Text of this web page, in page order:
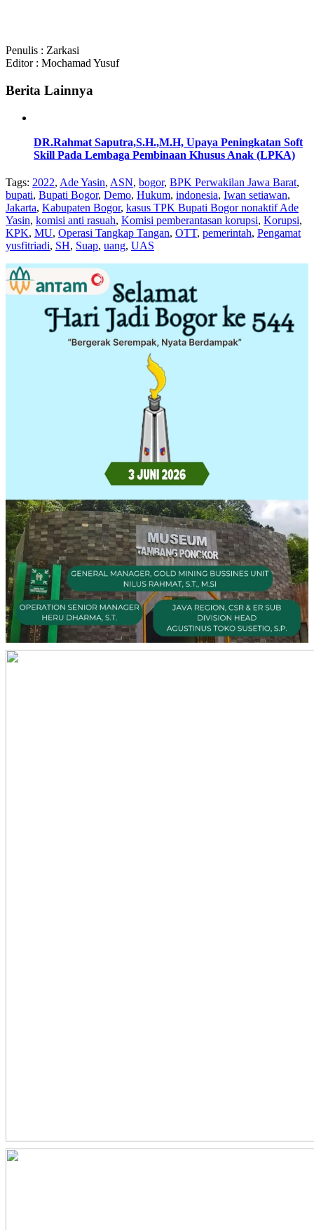
Penulis : Zarkasi
Editor : Mochamad Yusuf
Berita Lainnya
DR.Rahmat Saputra,S.H.,M.H, Upaya Peningkatan Soft
Skill Pada Lembaga Pembinaan Khusus Anak (LPKA)
Tags: 2022, Ade Yasin, ASN, bogor, BPK Perwakilan Jawa Barat,
bupati, Bupati Bogor, Demo, Hukum, indonesia, Iwan setiawan,
Jakarta, Kabupaten Bogor, kasus TPK Bupati Bogor nonaktif Ade
Yasin, komisi anti rasuah, Komisi pemberantasan korupsi, Korupsi,
KPK, MU, Operasi Tangkap Tangan, OTT, pemerintah, Pengamat
yusfitriadi, SH, Suap, uang, UAS